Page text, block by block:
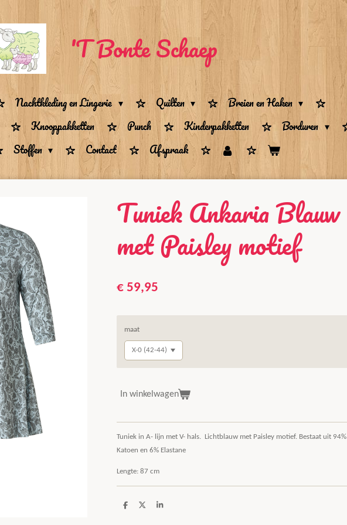
'T Bonte Schaep
Nachtkleding en Lingerie Quilten
Breien en Haken
Knooppakketten Punch Kinderpakketten
Borduren
Stoffen Contact Afspraak
Tuniek Ankaria Blauw
met Paisley motief
€ 59,95
maat
In winkelwagen
Tuniek in A- lijn met V- hals. Lichtblauw met Paisley motief. Bestaat uit 94%
Katoen en 6% Elastane
Lengte: 87 cm
D
D
S